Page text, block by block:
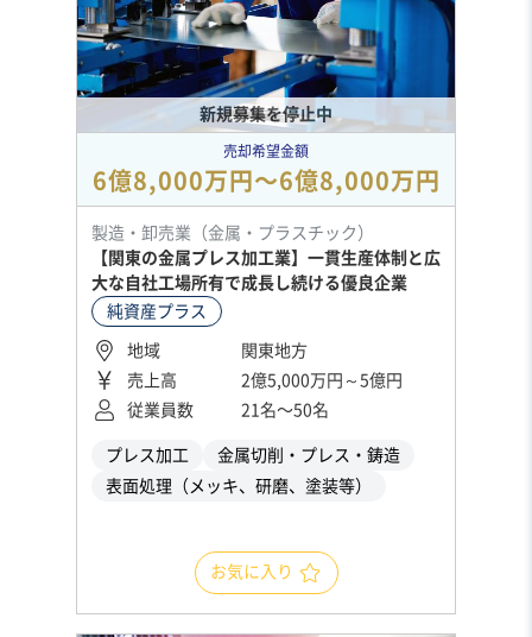
新規募集を停止中
売却希望金額
6億8,000万円〜6億8,000万円
製造・卸売業（金属・プラスチック）
【関東の金属プレス加工業】一貫生産体制と広
大な自社工場所有で成長し続ける優良企業
純資産プラス
地域
関東地方
売上高
2億5,000万円～5億円
従業員数
21名〜50名
プレス加工
金属切削・プレス・鋳造
表面処理（メッキ、研磨、塗装等）
お気に入り